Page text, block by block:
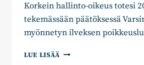
Korkein hallinto-oikeus totesi
tekemässään päätöksessä
myönnetyn ilveksen
LUE LISÄÄ HUOLEHTIIKO